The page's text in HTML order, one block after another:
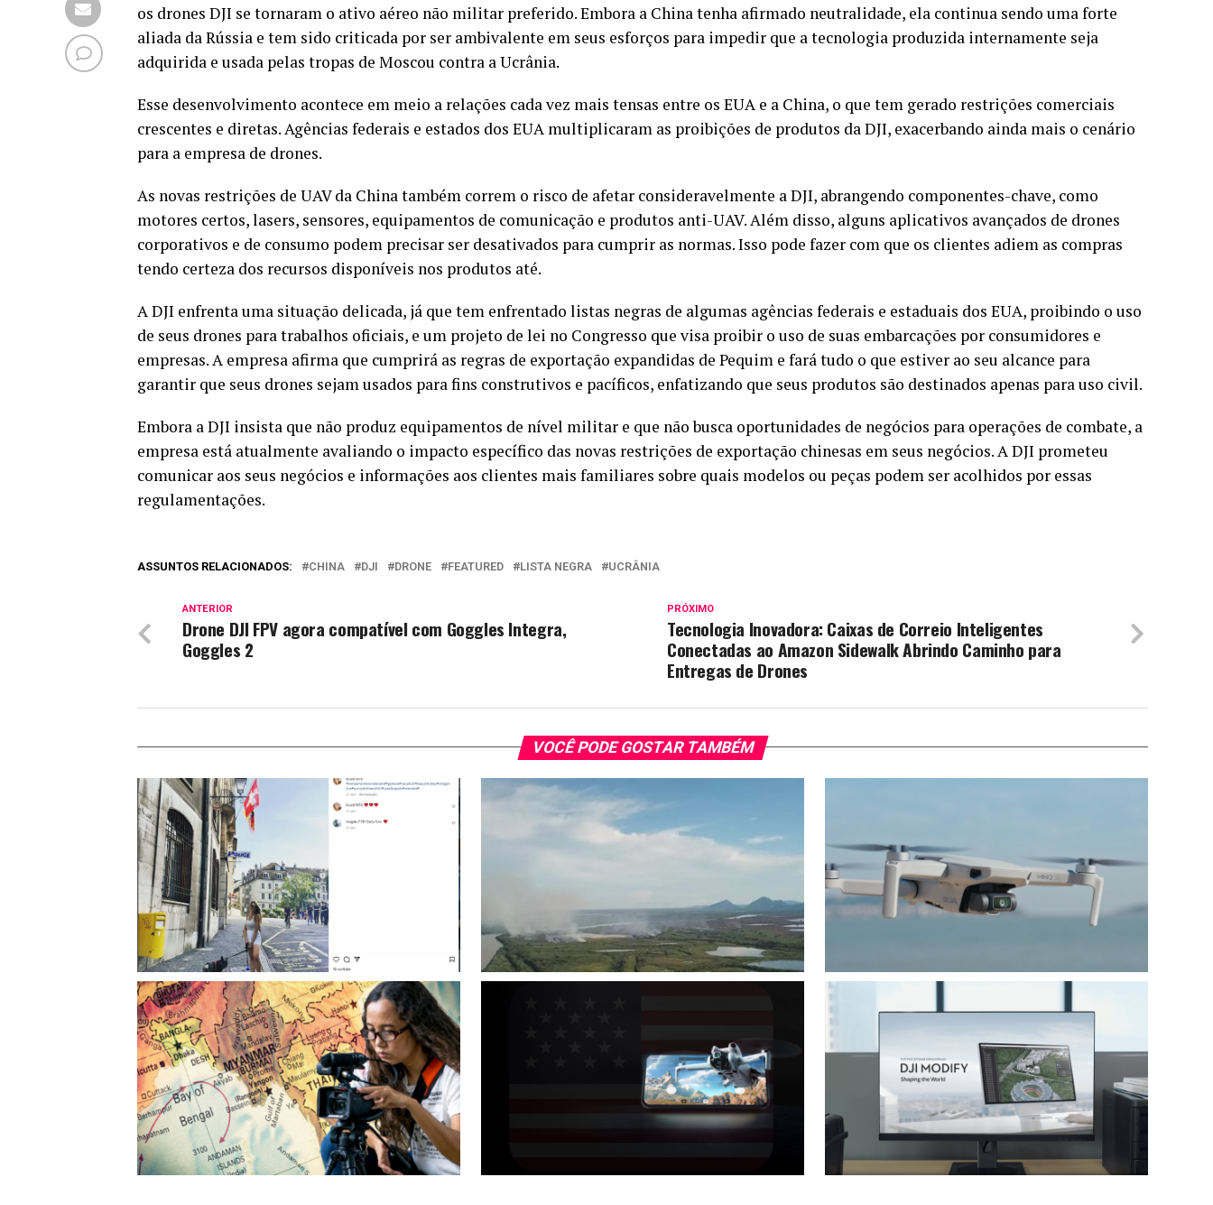
os drones DJI se tornaram o ativo aéreo não militar preferido. Embora a China tenha afirmado neutralidade, ela continua sendo uma forte
aliada da Rússia e tem sido criticada por ser ambivalente em seus esforços para impedir que a tecnologia produzida internamente seja
adquirida e usada pelas tropas de Moscou contra a Ucrânia.
Esse desenvolvimento acontece em meio a relações cada vez mais tensas entre os EUA e a China, o que tem gerado restrições comerciais
crescentes e diretas. Agências federais e estados dos EUA multiplicaram as proibições de produtos da DJI, exacerbando ainda mais o cenário
para a empresa de drones.
As novas restrições de UAV da China também correm o risco de afetar consideravelmente a DJI, abrangendo componentes-chave, como
motores certos, lasers, sensores, equipamentos de comunicação e produtos anti-UAV. Além disso, alguns aplicativos avançados de drones
corporativos e de consumo podem precisar ser desativados para cumprir as normas. Isso pode fazer com que os clientes adiem as compras
tendo certeza dos recursos disponíveis nos produtos até.
A DJI enfrenta uma situação delicada, já que tem enfrentado listas negras de algumas agências federais e estaduais dos EUA, proibindo o uso
de seus drones para trabalhos oficiais, e um projeto de lei no Congresso que visa proibir o uso de suas embarcações por consumidores e
empresas. A empresa afirma que cumprirá as regras de exportação expandidas de Pequim e fará tudo o que estiver ao seu alcance para
garantir que seus drones sejam usados ​​para fins construtivos e pacíficos, enfatizando que seus produtos são destinados apenas para uso civil.
Embora a DJI insista que não produz equipamentos de nível militar e que não busca oportunidades de negócios para operações de combate, a
empresa está atualmente avaliando o impacto específico das novas restrições de exportação chinesas em seus negócios. A DJI prometeu
comunicar aos seus negócios e informações aos clientes mais familiares sobre quais modelos ou peças podem ser acolhidos por essas
regulamentações.
ASSUNTOS RELACIONADOS: CHINA DJI DRONE FEATURED LISTA NEGRA UCRÂNIA
PRÓXIMO
Tecnologia Inovadora: Caixas de Correio Inteligentes
Conectadas ao Amazon Sidewalk Abrindo Caminho para
Entregas de Drones
ANTERIOR
Drone DJI FPV agora compatível com Goggles Integra,
Goggles 2
VOCÊ PODE GOSTAR TAMBÉM
Dona de Esquema Multimilionário de Drones se Declara
Culpada: Componentes de UAVs Enviados à Rússia
Comprometem Segurança Internacional
DJI Lança Atualização de Firmware para Mini 2 SE, em
Conformidade com Novas Regulamentações na China